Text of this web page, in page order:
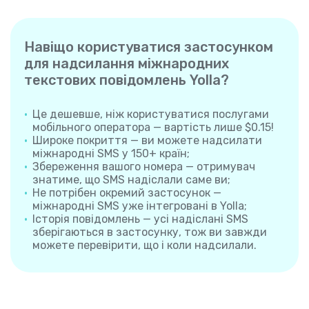
Навіщо користуватися застосунком
для надсилання міжнародних
текстових повідомлень Yolla?
Це дешевше, ніж користуватися послугами
мобільного оператора — вартість лише $0.15!
Широке покриття — ви можете надсилати
міжнародні SMS у 150+ країн;
Збереження вашого номера — отримувач
знатиме, що SMS надіслали саме ви;
Не потрібен окремий застосунок —
міжнародні SMS уже інтегровані в Yolla;
Історія повідомлень — усі надіслані SMS
зберігаються в застосунку, тож ви завжди
можете перевірити, що і коли надсилали.